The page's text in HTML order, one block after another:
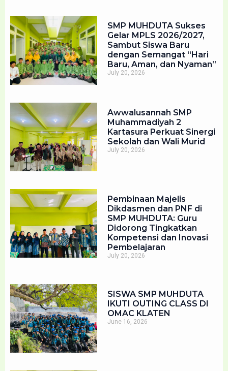
SMP MUHDUTA Sukses
Gelar MPLS 2026/2027,
Sambut Siswa Baru
dengan Semangat “Hari
Baru, Aman, dan Nyaman”
July 20, 2026
Awwalusannah SMP
Muhammadiyah 2
Kartasura Perkuat Sinergi
Sekolah dan Wali Murid
July 20, 2026
Pembinaan Majelis
Dikdasmen dan PNF di
SMP MUHDUTA: Guru
Didorong Tingkatkan
Kompetensi dan Inovasi
Pembelajaran
July 20, 2026
SISWA SMP MUHDUTA
IKUTI OUTING CLASS DI
OMAC KLATEN
June 16, 2026